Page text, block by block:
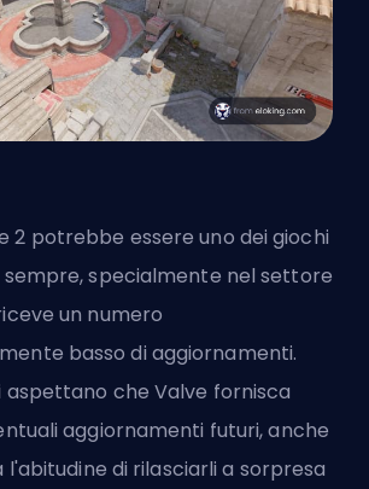
2 potrebbe essere uno dei giochi
sempre, specialmente nel settore
un numero
basso di aggiornamenti.
che Valve fornisca
aggiornamenti futuri, anche
l'abitudine di rilasciarli a sorpresa